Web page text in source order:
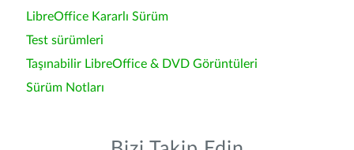
LibreOffice Kararlı Sürüm
Test sürümleri
Taşınabilir LibreOffice & DVD Görüntüleri
Sürüm Notları